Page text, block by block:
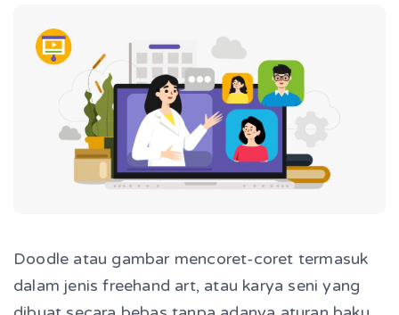
Doodle atau gambar mencoret-coret termasuk
dalam jenis freehand art, atau karya seni yang